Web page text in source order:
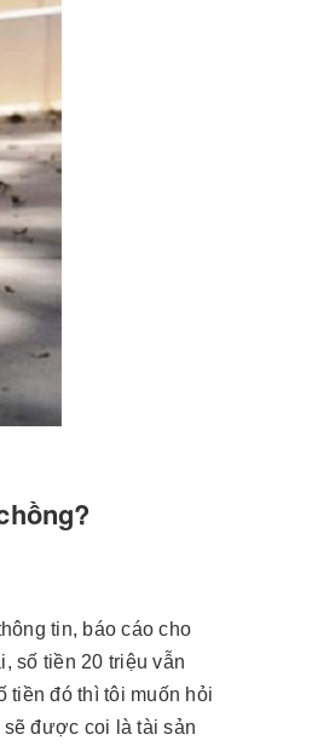
tin, báo cáo cho
số tiền 20 triệu vẫn
tiền đó thì tôi muốn hỏi
được coi là tài sản